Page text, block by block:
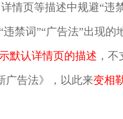
情页等描述中规避“违
禁词”“广告法”出现
默认详情页的描述 ，
广告法》，以此来变相